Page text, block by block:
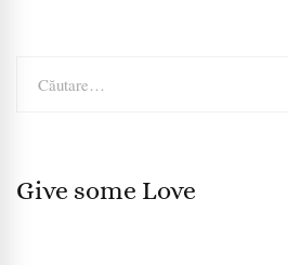
după:
Give some Love